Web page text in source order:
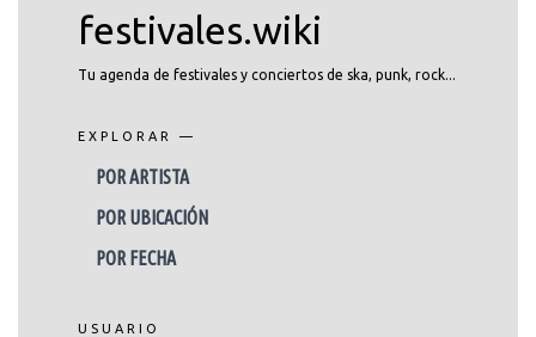
festivales.wiki
Tu agenda de festivales y conciertos de ska, punk, rock...
EXPLORAR —
POR ARTISTA
POR UBICACIÓN
POR FECHA
USUARIO